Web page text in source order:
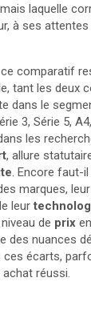
laquelle
à ses
comparatif
tant les deux
dans le
3, Série 5,
les
, allure
. Encore faut-
marques,
leur
de prix
des nuances
ces écarts,
réussi.